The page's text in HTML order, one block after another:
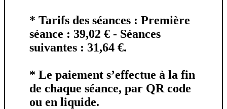
* Tarifs des séances : Première
séance : 39,02 € - Séances
suivantes : 31,64 €.
* Le paiement s’effectue à la fin
de chaque séance, par QR code
ou en liquide.